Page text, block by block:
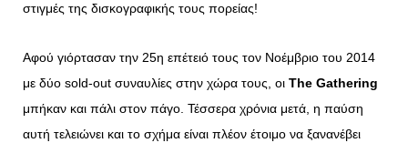
στιγμές της δισκογραφικής τους πορείας!
Αφού γιόρτασαν την 25η επέτειό τους τον Νοέμβριο του 2014
με δύο sold-out συναυλίες στην χώρα τους, οι The Gathering
μπήκαν και πάλι στον πάγο. Τέσσερα χρόνια μετά, η παύση
αυτή τελειώνει και το σχήμα είναι πλέον έτοιμο να ξανανέβει